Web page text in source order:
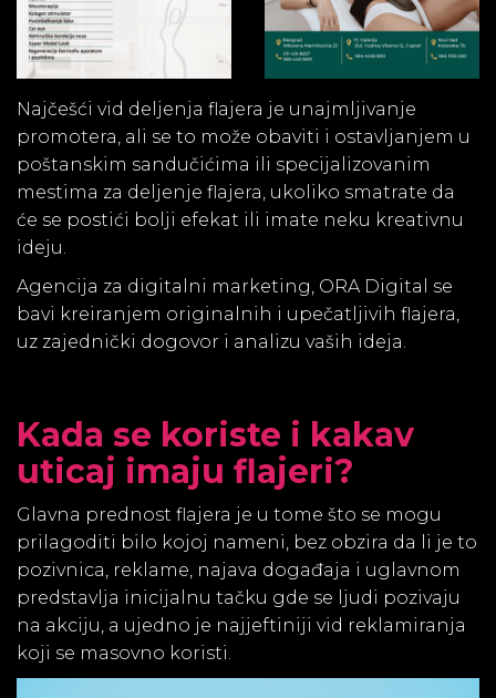
Najčešći vid deljenja flajera je unajmljivanje
promotera, ali se to može obaviti i ostavljanjem u
poštanskim sandučićima ili specijalizovanim
mestima za deljenje flajera, ukoliko smatrate da
će se postići bolji efekat ili imate neku kreativnu
ideju.
Agencija za digitalni marketing, ORA Digital se
bavi kreiranjem originalnih i upečatljivih flajera,
uz zajednički dogovor i analizu vaših ideja.
Kada se koriste i kakav
uticaj imaju flajeri?
Glavna prednost flajera je u tome što se mogu
prilagoditi bilo kojoj nameni, bez obzira da li je to
pozivnica, reklame, najava događaja i uglavnom
predstavlja inicijalnu tačku gde se ljudi pozivaju
na akciju, a ujedno je najjeftiniji vid reklamiranja
koji se masovno koristi.